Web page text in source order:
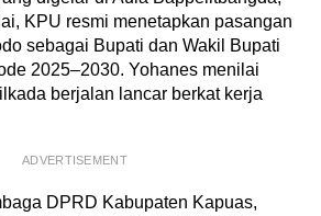
KPU resmi menetapkan pasangan
sebagai Bupati dan Wakil Bupati
2025–2030. Yohanes menilai
berjalan lancar berkat kerja
ADVERTISEMENT
DPRD Kabupaten Kapuas,